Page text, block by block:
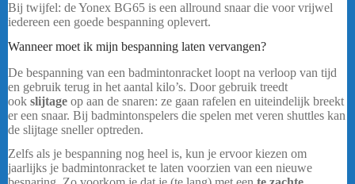
Bij twijfel: de Yonex BG65 is een allround snaar die voor vrijwel
iedereen een goede bespanning oplevert.
Wanneer moet ik mijn bespanning laten vervangen?
De bespanning van een badmintonracket loopt na verloop van tijd
en gebruik terug in het aantal kilo’s. Door gebruik treedt
ook slijtage op aan de snaren: ze gaan rafelen en uiteindelijk breekt
er een snaar. Bij badmintonspelers die spelen met veren shuttles kan
de slijtage sneller optreden.
Zelfs als je bespanning nog heel is, kun je ervoor kiezen om
jaarlijks je badmintonracket te laten voorzien van een nieuwe